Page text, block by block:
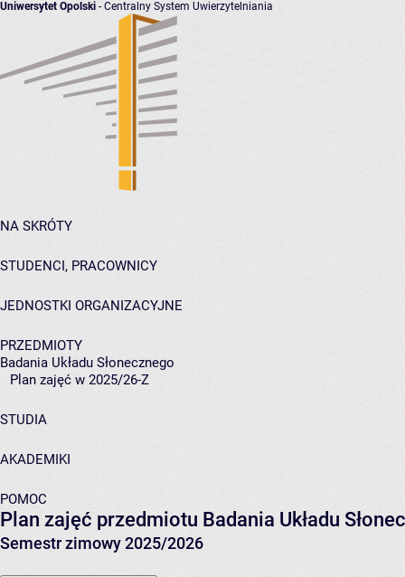
Uniwersytet Opolski - Centralny System Uwierzytelniania
NA SKRÓTY
STUDENCI, PRACOWNICY
JEDNOSTKI ORGANIZACYJNE
PRZEDMIOTY
Badania Układu Słonecznego
Plan zajęć w 2025/26-Z
STUDIA
AKADEMIKI
POMOC
Plan zajęć przedmiotu Badania Układu
Semestr zimowy 2025/2026